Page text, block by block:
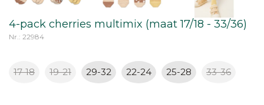
4-pack cherries multimix (maat 17/18 - 33/36)
Nr.: 22984
17-18 19-21 29-32 22-24 25-28 33-36